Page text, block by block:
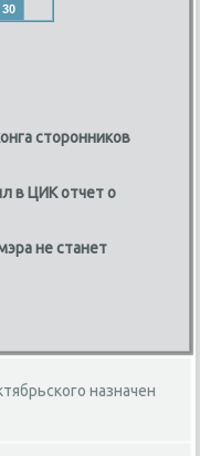
30
сторонников
в ЦИК отчет о
не станет
назначен